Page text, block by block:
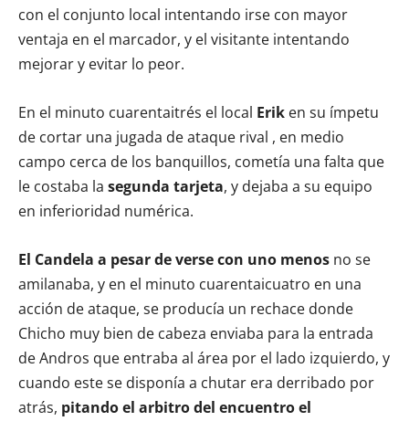
con el conjunto local intentando irse con mayor
ventaja en el marcador, y el visitante intentando
mejorar y evitar lo peor.
En el minuto cuarentaitrés el local Erik en su ímpetu
de cortar una jugada de ataque rival , en medio
campo cerca de los banquillos, cometía una falta que
le costaba la segunda tarjeta, y dejaba a su equipo
en inferioridad numérica.
El Candela a pesar de verse con uno menos no se
amilanaba, y en el minuto cuarentaicuatro en una
acción de ataque, se producía un rechace donde
Chicho muy bien de cabeza enviaba para la entrada
de Andros que entraba al área por el lado izquierdo, y
cuando este se disponía a chutar era derribado por
atrás, pitando el arbitro del encuentro el